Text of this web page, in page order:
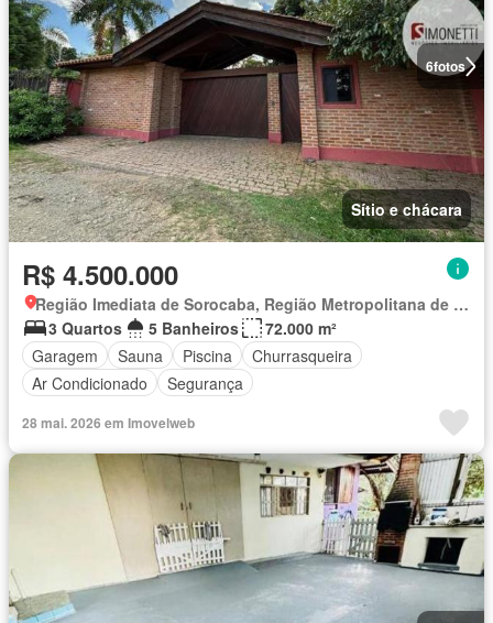
6fotos
Sítio e chácara
R$ 4.500.000
Região Imediata de Sorocaba, Região Metropolitana de Sorocaba
3 Quartos
5 Banheiros
72.000 m²
Garagem
Sauna Piscina
Churrasqueira
Ar Condicionado
Segurança
28 mai. 2026 em Imovelweb